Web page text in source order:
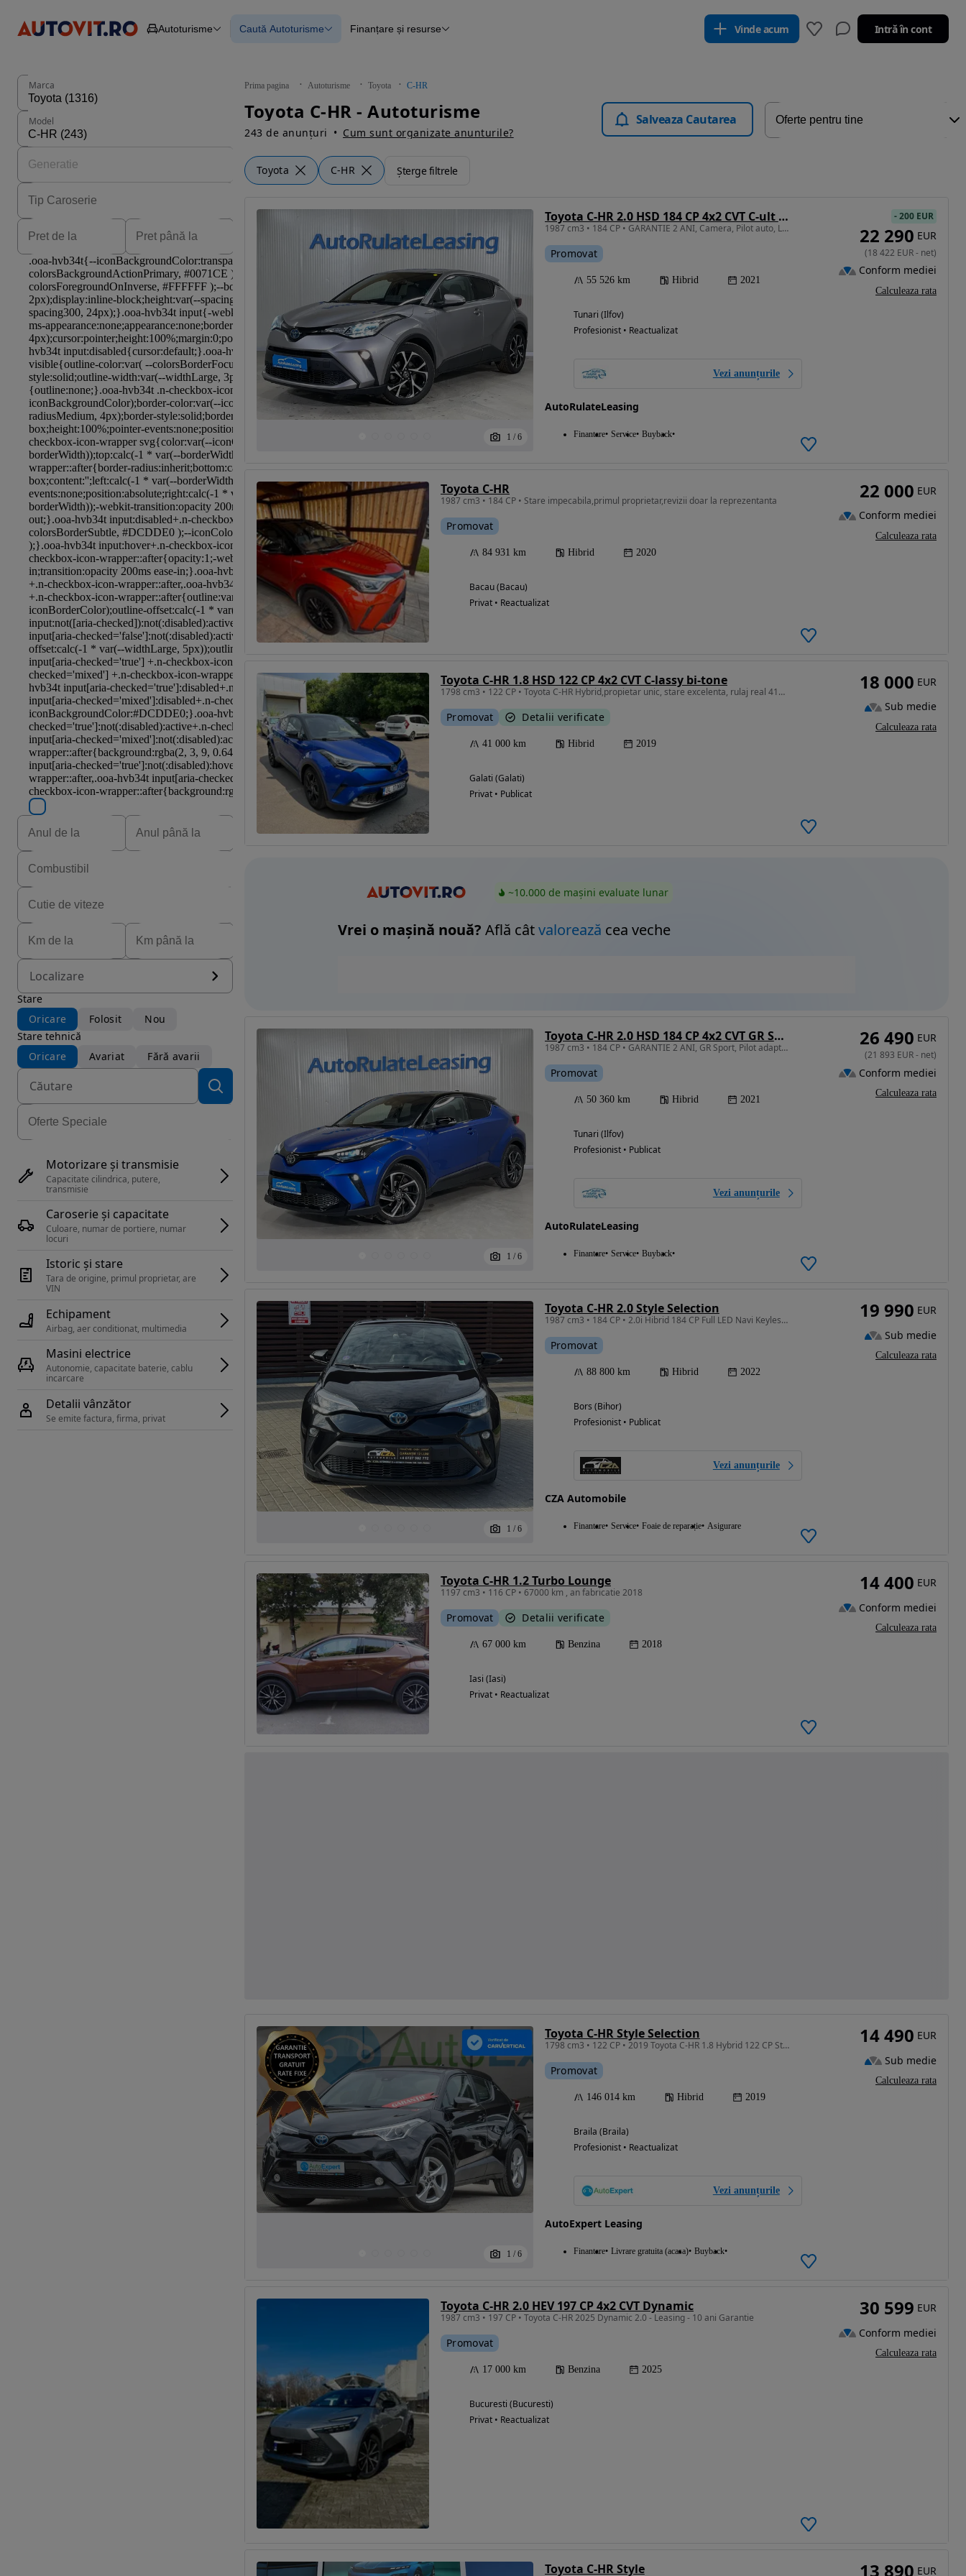
Autoturisme
Autoturisme
Mașini electrice
Mașini cu detalii verificate
Caută Autoturisme
Blog Autovit.ro
Finanțare și resurse Vinde acum Intră în cont
Prima pagina Autoturisme Toyota C-HR
Toyota C-HR - Autoturisme
243 de anunțuri Cum sunt organizate anunturile?
Salveaza Cautarea
Toyota C-HR Șterge filtrele
Marca
Model
Eligibil pentru
finantare
Localizare
Stare
Oricare
Folosit
Nou
Stare tehnică
Oricare
Avariat Fără avarii
Motorizare și transmisie
Capacitate cilindrica, putere,
transmisie
Caroserie și capacitate
Culoare, numar de portiere, numar
locuri
Istoric și stare
Tara de origine, primul proprietar, are
Echipament
Airbag, aer conditionat, multimedia
Masini electrice
Autonomie, capacitate baterie, cablu
Detalii vânzător
Se emite factura, firma, privat
1 / 6
Toyota C-HR 2.0 HSD 184 CP 4x2 CVT C-ult Style
1987 cm3 • 184 CP • GARANTIE 2 ANI, Camera, Pilot auto, LED, Scaune incalzite
Promovat
55 526 km Hibrid 2021
Tunari (Ilfov)
Profesionist • Reactualizat
Vezi anunțurile
AutoRulateLeasing
Finantare Service Buyback
-200 EUR
22 290 EUR
(18 422 EUR- net)
Conform mediei
Calculeaza rata
Toyota C-HR
1987 cm3 • 184 CP • Stare impecabila,primul proprietar,revizii doar la reprezentanta
Promovat
84 931 km Hibrid 2020
Bacau (Bacau)
Privat • Reactualizat
22 000 EUR
Conform mediei
Calculeaza rata
Toyota C-HR 1.8 HSD 122 CP 4x2 CVT C-lassy bi-tone
1798 cm3 • 122 CP • Toyota C-HR Hybrid,propietar unic, stare excelenta, rulaj real 41000Km
Promovat Detalii verificate
41 000 km Hibrid 2019
Galati (Galati)
Privat • Publicat
18 000 EUR
Sub medie
Calculeaza rata
~10.000 de mașini evaluate lunar
Vrei o mașină nouă? Află câtvalorează cea veche
1 / 6
Toyota C-HR 2.0 HSD 184 CP 4x2 CVT GR Sport
1987 cm3 • 184 CP • GARANTIE 2 ANI, GR Sport, Pilot adaptiv, LED, Scaune incalzite
Promovat
50 360 km Hibrid 2021
Tunari (Ilfov)
Profesionist • Publicat
Vezi anunțurile
AutoRulateLeasing
Finantare Service Buyback
26 490 EUR
(21 893 EUR- net)
Conform mediei
Calculeaza rata
1 / 6
Toyota C-HR 2.0 Style Selection
1987 cm3 • 184 CP • 2.0i Hibrid 184 CP Full LED Navi KeylessPack Camera GARANTIE 1 AN
Promovat
88 800 km Hibrid 2022
Bors (Bihor)
Profesionist • Publicat
Vezi anunțurile
CZA Automobile
Finantare Service Foaie de reparație Asigurare
19 990 EUR
Sub medie
Calculeaza rata
Toyota C-HR 1.2 Turbo Lounge
1197 cm3 • 116 CP • 67000 km , an fabricatie 2018
Promovat Detalii verificate
67 000 km Benzina 2018
Iasi (Iasi)
Privat • Reactualizat
14 400 EUR
Conform mediei
Calculeaza rata
1 / 6
Toyota C-HR Style Selection
1798 cm3 • 122 CP • 2019 Toyota C-HR 1.8 Hybrid 122 CP Style Selection/RATE FIXE/TVA
Promovat
146 014 km Hibrid 2019
Braila (Braila)
Profesionist • Reactualizat
Vezi anunțurile
AutoExpert Leasing
Finantare Livrare gratuita (acasa) Buyback
14 490 EUR
Sub medie
Calculeaza rata
Toyota C-HR 2.0 HEV 197 CP 4x2 CVT Dynamic
1987 cm3 • 197 CP • Toyota C-HR 2025 Dynamic 2.0 - Leasing - 10 ani Garantie
Promovat
17 000 km Benzina 2025
Bucuresti (Bucuresti)
Privat • Reactualizat
30 599 EUR
Conform mediei
Calculeaza rata
Toyota C-HR Style 13 890 EUR